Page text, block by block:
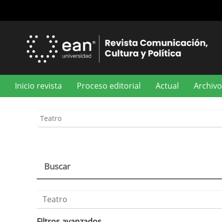
principal
Inicio revista Proceso editorial Actual
Buscar
Buscar
artículos
por